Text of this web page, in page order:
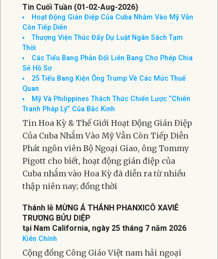
THỜI TIẾT NAM CALIFORNIA
Tin Cuối Tuần (01-02-Aug-2026)
Hoạt Động Gián Điệp Của Cuba Nhắm Vào Mỹ Vẫn
Còn Tiếp Diễn
Thượng Viện Thúc Đẩy Dự Luật Ngân Sách Tạm
Thời
Các Tiểu Bang Phản Đối Liên Bang Cho Phép Chia
Sẻ Hồ Sơ
25 Tiểu Bang Kiện Ông Trump Về Các Mức Thuế
Quan
Mỹ Và Philippines Thách Thức Chiến Lược “Chiến
Tranh Pháp Lý” Của Bắc Kinh
Tin Hoa Kỳ & Thế Giới Hoạt Động Gián Điệp
Của Cuba Nhắm Vào Mỹ Vẫn Còn Tiếp Diễn
Phát ngôn viên Bộ Ngoại Giao, ông Tommy
Pigott cho biết, hoạt động gián điệp của
Cuba nhắm vào Hoa Kỳ đã diễn ra từ nhiều
thập niên nay; đồng thời